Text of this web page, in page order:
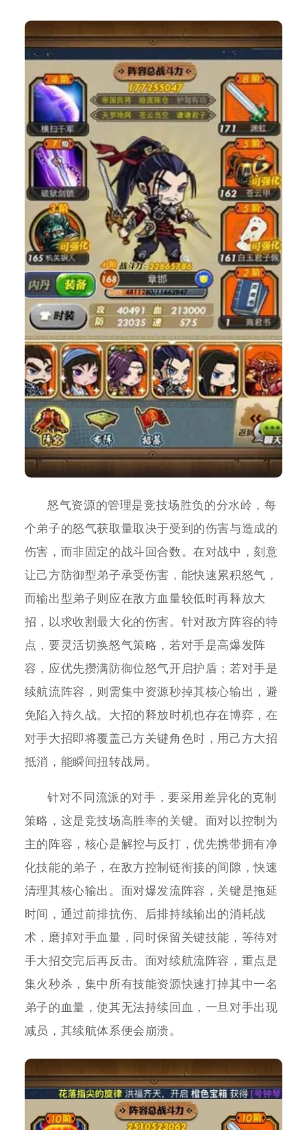
怒气资源的管理是竞技场胜负的分水岭，每
个弟子的怒气获取量取决于受到的伤害与造成的
伤害，而非固定的战斗回合数。在对战中，刻意
让己方防御型弟子承受伤害，能快速累积怒气，
而输出型弟子则应在敌方血量较低时再释放大
招，以求收割最大化的伤害。针对敌方阵容的特
点，要灵活切换怒气策略，若对手是高爆发阵
容，应优先攒满防御位怒气开启护盾；若对手是
续航流阵容，则需集中资源秒掉其核心输出，避
免陷入持久战。大招的释放时机也存在博弈，在
对手大招即将覆盖己方关键角色时，用己方大招
抵消，能瞬间扭转战局。
针对不同流派的对手，要采用差异化的克制
策略，这是竞技场高胜率的关键。面对以控制为
主的阵容，核心是解控与反打，优先携带拥有净
化技能的弟子，在敌方控制链衔接的间隙，快速
清理其核心输出。面对爆发流阵容，关键是拖延
时间，通过前排抗伤、后排持续输出的消耗战
术，磨掉对手血量，同时保留关键技能，等待对
手大招交完后再反击。面对续航流阵容，重点是
集火秒杀，集中所有技能资源快速打掉其中一名
弟子的血量，使其无法持续回血，一旦对手出现
减员，其续航体系便会崩溃。